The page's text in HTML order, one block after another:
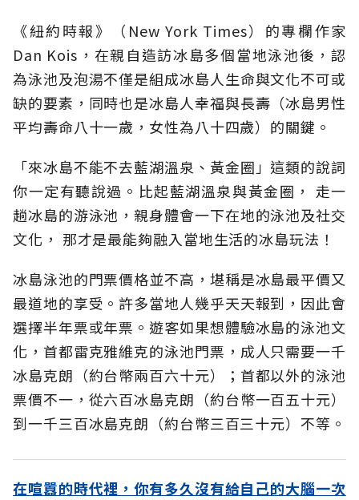
《紐約時報》（New York Times）的專欄作家
Dan Kois，在親自造訪冰島多個當地泳池後，認
為泳池及泡湯不僅是組成冰島人生命與文化不可或
缺的要素，同時也是冰島人幸福與長壽（冰島男性
平均壽命八十一歲，女性為八十四歲）的關鍵。
「來冰島不能不去藍湖溫泉、黃金圈」這類的說詞
你一定有聽說過。比起藍湖溫泉與黃金圈， 走一
趟冰島的游泳池，親身體會一下在地的泳池及社交
文化， 那才是最能夠融入當地生活的冰島玩法！
冰島泳池的門票價格並不高，堪稱是冰島最平價又
最道地的享受。許多當地人幾乎天天報到，因此會
選擇半年票或年票。遊客如果想體驗冰島的泳池文
化，首都雷克雅維克的泳池門票，成人只需要一千
冰島克朗（約台幣兩百六十元）；首都以外的泳池
票價不一，從六百冰島克朗（約台幣一百五十元）
到一千三百冰島克朗（約台幣三百三十元）不等。
在喧囂的時代裡，你有多久沒有給自己的大腦一次